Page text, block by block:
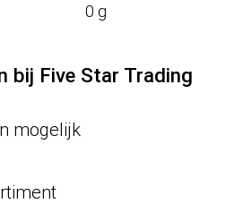
0 g
bij Five Star Trading
mogelijk